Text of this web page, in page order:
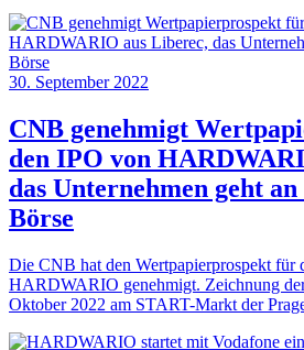
30. September 2022
CNB genehmigt
den IPO von
das Unternehmen geht
Börse
Die CNB hat den Wertpapierprospekt für
HARDWARIO genehmigt. Zeichnung
Oktober 2022 am START-Markt der